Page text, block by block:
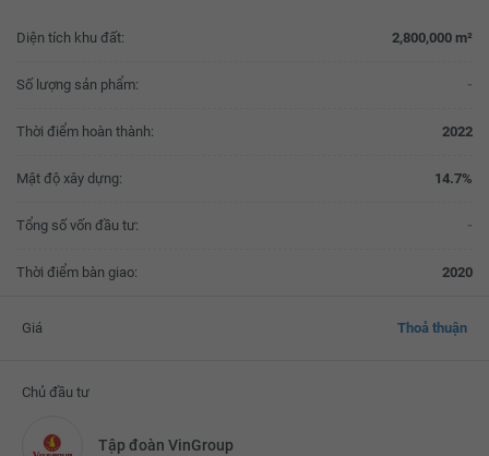
Diện tích khu đất: 2,800,000 m²
Số lượng sản phẩm: -
Thời điểm hoàn thành: 2022
Mật độ xây dựng: 14.7%
Tổng số vốn đầu tư: -
Thời điểm bàn giao: 2020
Giá Thoả thuận
Chủ đầu tư
Tập đoàn VinGroup